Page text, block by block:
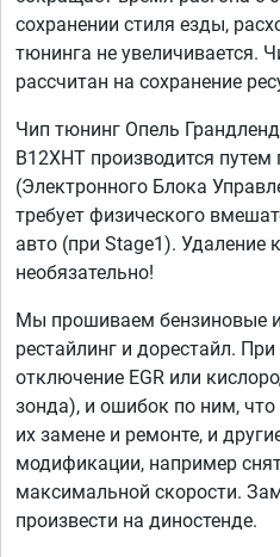
сохранении стиля езды,
тюнинга не увеличивается.
рассчитан на сохранение
Чип тюнинг Опель
B12XHT производится
(Электронного Блока
требует физического
авто (при Stage1). Удаление
необязательно!
Мы прошиваем бензиновые
рестайлинг и дорестайл.
отключение EGR или
зонда), и ошибок по ним,
их замене и ремонте, и
модификации, например
максимальной скорости.
произвести на диностенде.